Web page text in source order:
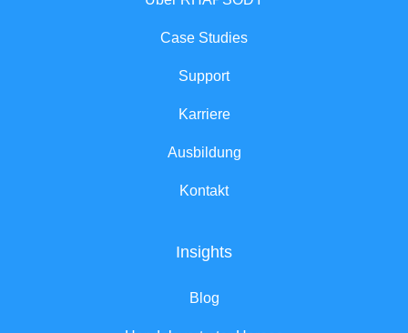
Case Studies
Support
Karriere
Ausbildung
Kontakt
Insights
Blog